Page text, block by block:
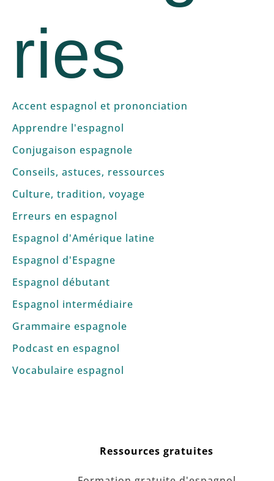
ries
Accent espagnol et prononciation
Apprendre l'espagnol
Conjugaison espagnole
Conseils, astuces, ressources
Culture, tradition, voyage
Erreurs en espagnol
Espagnol d'Amérique latine
Espagnol d'Espagne
Espagnol débutant
Espagnol intermédiaire
Grammaire espagnole
Podcast en espagnol
Vocabulaire espagnol
Ressources gratuites